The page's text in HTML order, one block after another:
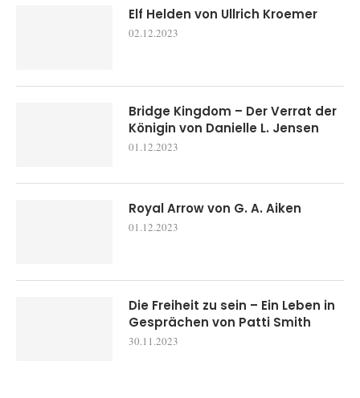
Elf Helden von Ullrich Kroemer
02.12.2023
Bridge Kingdom – Der Verrat der
Königin von Danielle L. Jensen
01.12.2023
Royal Arrow von G. A. Aiken
01.12.2023
Die Freiheit zu sein – Ein Leben in
Gesprächen von Patti Smith
30.11.2023